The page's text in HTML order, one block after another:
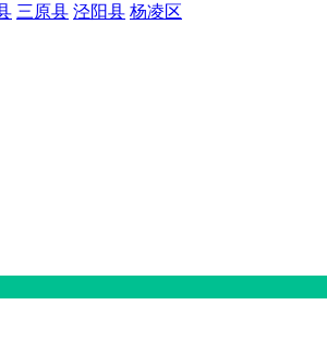
三原县 泾阳县 杨凌区